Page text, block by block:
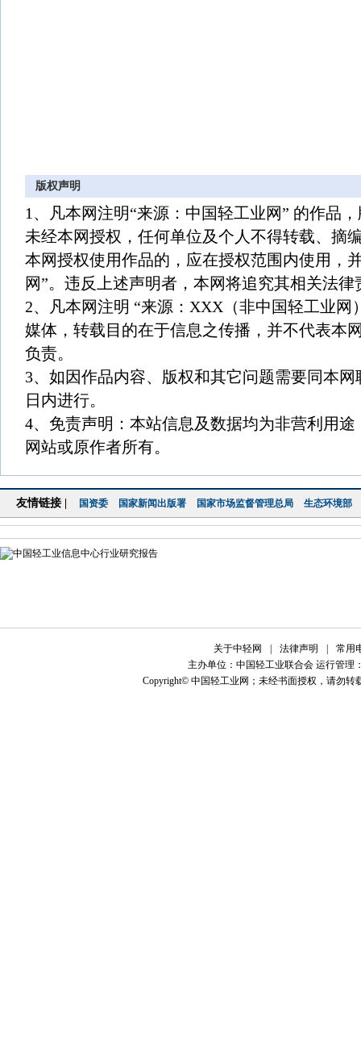
版权声明
1、凡本网注明“来源：中国轻工业网” 的作品
未经本网授权，任何单位及个人不得转载、摘
本网授权使用作品的，应在授权范围内使用，
网”。违反上述声明者，本网将追究其相关法律
2、凡本网注明 “来源：XXX（非中国轻工业网
媒体，转载目的在于信息之传播，并不代表本
负责。
3、如因作品内容、版权和其它问题需要同本
日内进行。
4、免责声明：本站信息及数据均为非营利用
网站或原作者所有。
友情链接 | 国资委 国家新闻出版署 国家市场监督管理总局 生态环境部
关于中轻网 法律声明
常用
主办单位：中国轻工业联合会 运行管理
Copyright© 中国轻工业网；未经书面授权，请勿转